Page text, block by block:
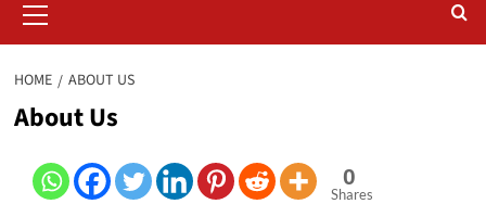
Menu
HOME ABOUT US
About Us
0
Shares